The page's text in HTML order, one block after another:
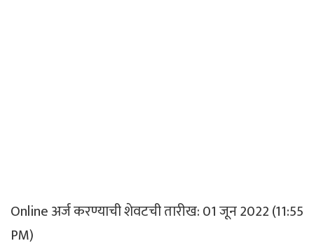
Online अर्ज करण्याची शेवटची तारीख: 01 जून 2022 (11:55
PM)